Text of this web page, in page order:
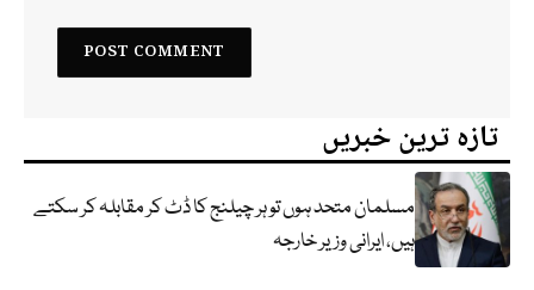
تازہ ترین خبریں
مسلمان متحد ہوں تو ہر چیلنج کا ڈٹ کر مقابلہ کر سکتے
ہیں، ایرانی وزیر خارجہ